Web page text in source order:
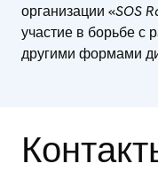
организации «SOS
участие в борьбе с
другими формами